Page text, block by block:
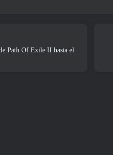
Path Of Exile II hasta el